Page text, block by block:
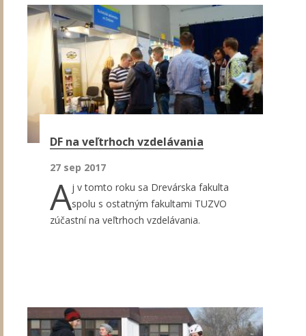
DF na veľtrhoch vzdelávania
27 sep 2017
Aj v tomto roku sa Drevárska fakulta
spolu s ostatným fakultami TUZVO
zúčastní na veľtrhoch vzdelávania.